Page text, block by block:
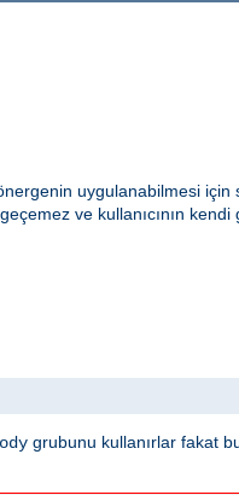
uygulanabilmesi için
ve kullanıcının
grubunu kullanırlar fakat